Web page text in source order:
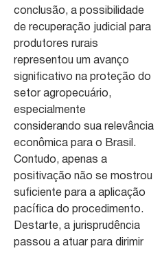
conclusão, a possibilidade
de recuperação judicial para
produtores rurais
representou um avanço
significativo na proteção do
setor agropecuário,
especialmente
considerando sua relevância
econômica para o Brasil.
Contudo, apenas a
positivação não se mostrou
suficiente para a aplicação
pacífica do procedimento.
Destarte, a jurisprudência
passou a atuar para dirimir